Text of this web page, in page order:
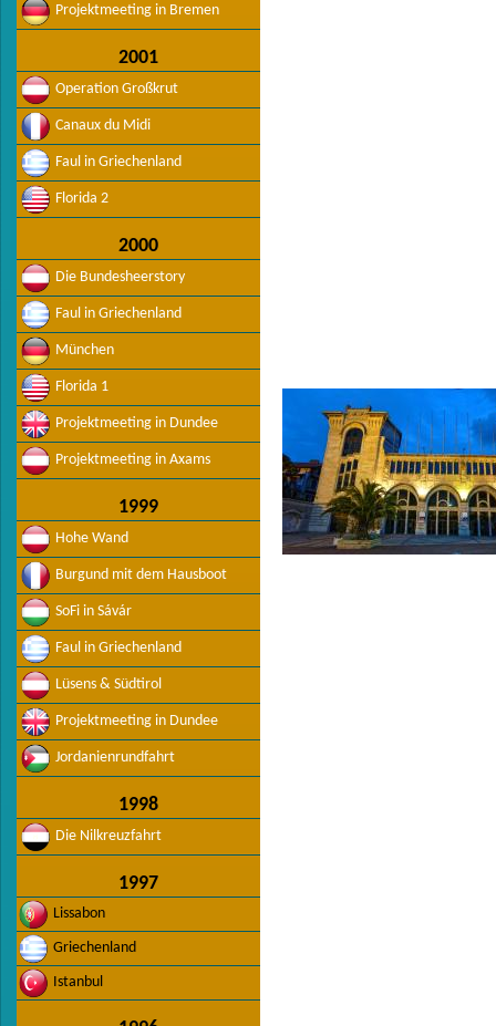
Projektmeeting in Bremen
2001
Operation Großkrut
Canaux du Midi
Faul in Griechenland
Florida 2
2000
Die Bundesheerstory
Faul in Griechenland
München
Florida 1
Projektmeeting in Dundee
Projektmeeting in Axams
1999
Hohe Wand
Burgund mit dem Hausboot
SoFi in Sávár
Faul in Griechenland
Lüsens & Südtirol
Projektmeeting in Dundee
Jordanienrundfahrt
1998
Die Nilkreuzfahrt
1997
Lissabon
Griechenland
Istanbul